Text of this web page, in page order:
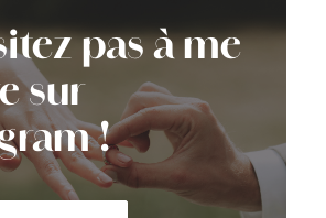
pas à me
sur
!